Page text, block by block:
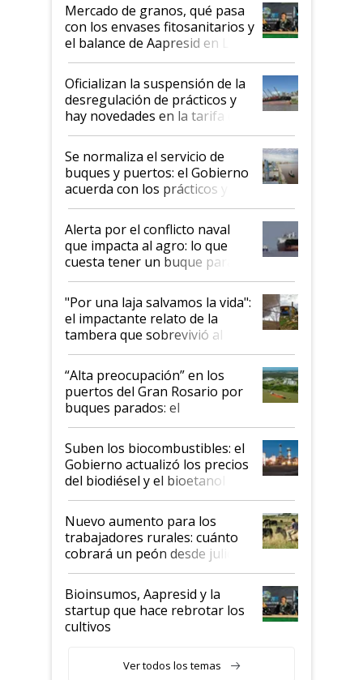
Mercado de granos, qué pasa
con los envases fitosanitarios y
el balance de Aapresid en La
Posta
Oficializan la suspensión de la
desregulación de prácticos y
hay novedades en la tarifa de
la hidrovía
Se normaliza el servicio de
buques y puertos: el Gobierno
acuerda con los prácticos y
suspende el decreto de
desregulación
Alerta por el conflicto naval
que impacta al agro: lo que
cuesta tener un buque parado
y el peligro de que Argentina
pase a ser "país sucio"
"Por una laja salvamos la vida":
el impactante relato de la
tambera que sobrevivió al
tornado
“Alta preocupación” en los
puertos del Gran Rosario por
buques parados: el
funcionamiento de las
exportadoras en tensión tras
la medida de fuerza de los
prácticos
Suben los biocombustibles: el
Gobierno actualizó los precios
del biodiésel y el bioetanol
Nuevo aumento para los
trabajadores rurales: cuánto
cobrará un peón desde julio
Bioinsumos, Aapresid y la
startup que hace rebrotar los
cultivos
Ver todos los temas